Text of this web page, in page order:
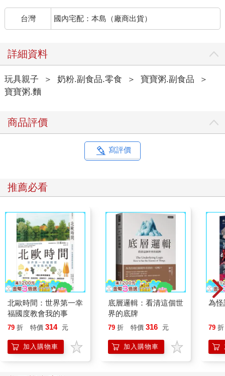
台灣 國內宅配：本島（廠商出貨）
詳細資料
玩具親子 ＞ 奶粉.副食品.零食 ＞ 寶寶粥.副食品
＞
寶寶粥.麵
商品評價
寫評價
推薦必看
北歐時間：世界第一幸
福國度教會我的事
79 折 特價 314 元
加入購物車
底層邏輯：看清這個世
界的底牌
79 折 特價 316 元
加入購物車
為怪
79 折